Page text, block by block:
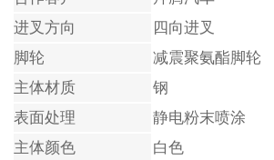
进叉方向
四向进叉
脚轮
减震聚氨酯脚轮
主体材质
钢
表面处理
静电粉末喷涂
主体颜色
白色